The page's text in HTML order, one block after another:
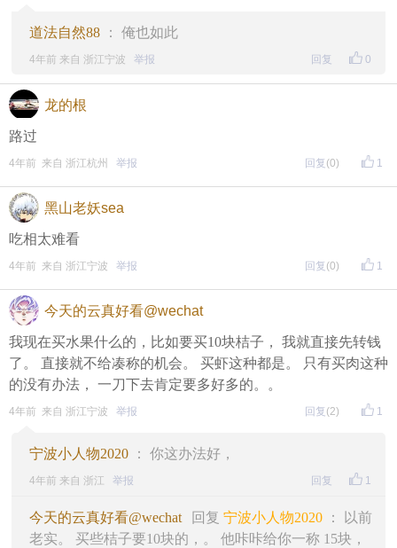
另外，欢迎加入东方热线粉丝群！
只能扫描加入（不能识别二维码加入哦），
道法自然88 ： 俺也如此
0
4年前 来自 浙江宁波 举报 回复
龙的根
路过
1
4年前 来自 浙江杭州 举报 回复 (0)
黑山老妖sea
吃相太难看
1
4年前 来自 浙江宁波 举报 回复 (0)
今天的云真好看@wechat
我现在买水果什么的，比如要买10块桔子， 我就直接先转钱
了。 直接就不给凑称的机会。 买虾这种都是。 只有买肉这种
的没有办法， 一刀下去肯定要多好多的。。
1
4年前 来自 浙江宁波 举报 回复 (2)
宁波小人物2020 ： 你这办法好，
1
4年前 来自 浙江 举报 回复
今天的云真好看@wechat 回复 宁波小人物2020 ： 以前
老实。 买些桔子要10块的，。 他咔咔给你一称 15块，